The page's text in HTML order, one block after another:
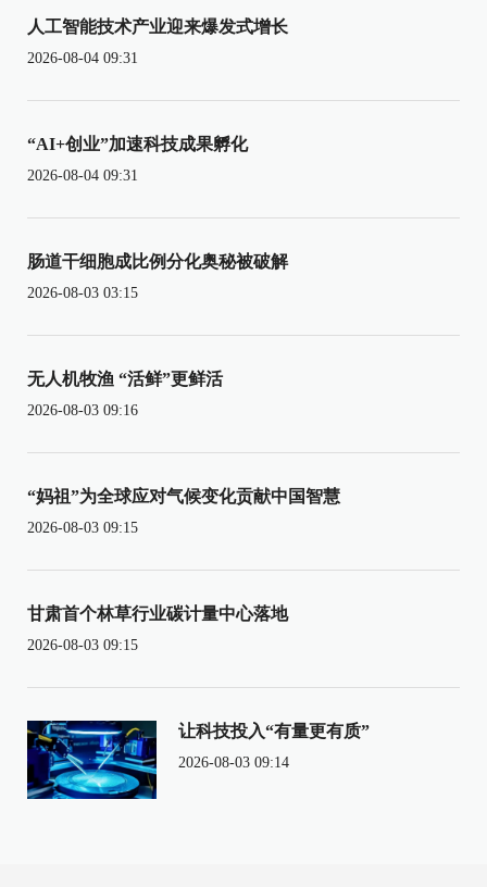
人工智能技术产业迎来爆发式增长
2026-08-04 09:31
“AI+创业”加速科技成果孵化
2026-08-04 09:31
肠道干细胞成比例分化奥秘被破解
2026-08-03 03:15
无人机牧渔 “活鲜”更鲜活
2026-08-03 09:16
“妈祖”为全球应对气候变化贡献中国智慧
2026-08-03 09:15
甘肃首个林草行业碳计量中心落地
2026-08-03 09:15
让科技投入“有量更有质”
2026-08-03 09:14